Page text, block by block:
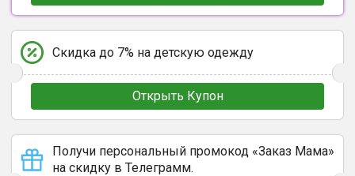
Скидка до 7% на детскую одежду
Открыть Купон
Получи персональный промокод «Заказ Мама»
на скидку в Телеграмм.